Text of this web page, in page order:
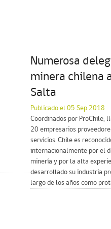
Numerosa
minera chilena
Salta
Publicado el 05 Sep 2018
Coordinados por ProChile,
20 empresarios
servicios. Chile es
internacionalmente por el
minería y por la alta
desarrollado su industria
largo de los años como